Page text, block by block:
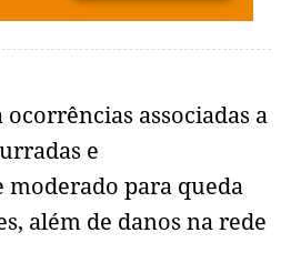
associadas a
e
moderado para queda
além de danos na rede